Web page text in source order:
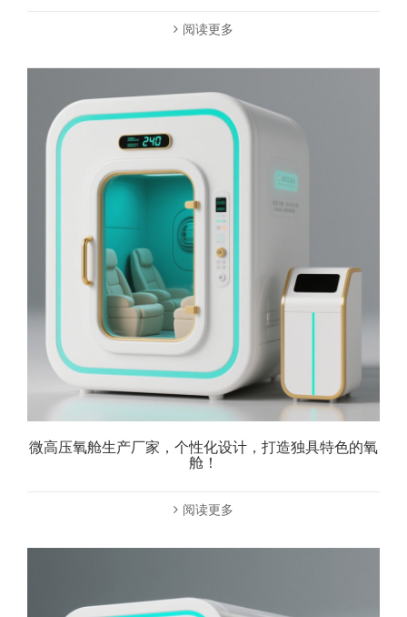
阅读更多
微高压氧舱生产厂家，个性化设计，打造独具特色的氧
舱！
阅读更多